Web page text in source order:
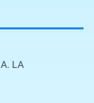
LA